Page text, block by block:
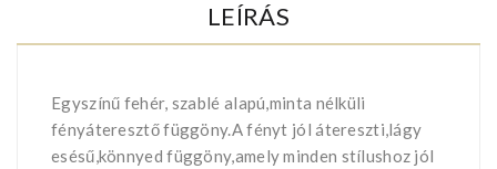
LEÍRÁS
Egyszínű fehér, szablé alapú,minta nélküli
fényáteresztő függöny.A fényt jól átereszti,lágy
esésű,könnyed függöny,amely minden stílushoz jól